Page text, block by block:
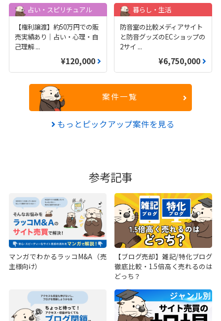
占い・スピリチュアル
【権利譲渡】約50万円での販
売実績あり｜占い・心理・自
己理解...
¥120,000
暮らし・生活
防音室の比較メディアサイト
と防音グッズのECショップの
2サイ ...
¥6,750,000
案件一覧
もっとピックアップ案件を見る
参考記事
マンガでわかるラッコM&A（売
主様向け）
【ブログ売却】雑記/特化ブログ
徹底比較・1.5倍高く売れるのは
どっち？